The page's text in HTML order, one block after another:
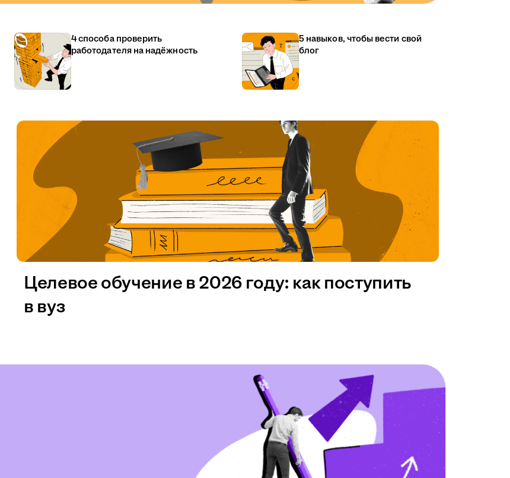
4 способа проверить
работодателя на надёжность
5 навыков, чтобы вести свой
блог
Целевое обучение в 2026 году: как поступить
в вуз